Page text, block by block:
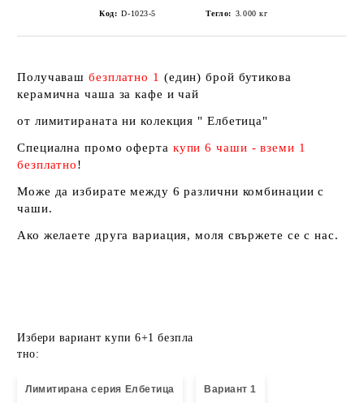
Код: D-1023-5 Тегло: 3.000 кг
Получаваш безплатно 1 (един) брой бутикова
керамична чаша за кафе и чай
от лимитираната ни колекция " Елбетица"
Специална промо оферта купи 6 чаши - вземи 1
безплатно!
Може да избирате между 6 различни комбинации с
чаши.
Ако желаете друга вариация, моля свържете се с нас.
Избери вариант купи 6+1 безпла
тно:
Лимитирана серия Елбетица Вариант 1